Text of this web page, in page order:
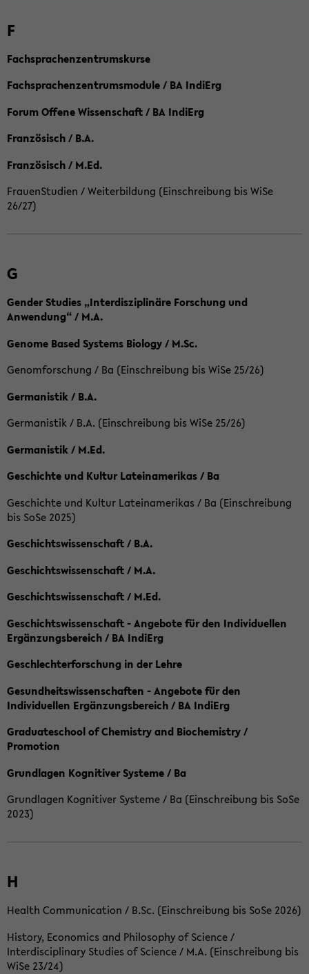
F
Fachsprachenzentrumskurse
Fachsprachenzentrumsmodule / BA IndiErg
Forum Offene Wissenschaft / BA IndiErg
Französisch / B.A.
Französisch / M.Ed.
FrauenStudien / Weiterbildung (Einschreibung bis WiSe
26/27)
G
Gender Studies „Interdisziplinäre Forschung und
Anwendung“ / M.A.
Genome Based Systems Biology / M.Sc.
Genomforschung / Ba (Einschreibung bis WiSe 25/26)
Germanistik / B.A.
Germanistik / B.A. (Einschreibung bis WiSe 25/26)
Germanistik / M.Ed.
Geschichte und Kultur Lateinamerikas / Ba
Geschichte und Kultur Lateinamerikas / Ba (Einschreibung
bis SoSe 2025)
Geschichtswissenschaft / B.A.
Geschichtswissenschaft / M.A.
Geschichtswissenschaft / M.Ed.
Geschichtswissenschaft - Angebote für den Individuellen
Ergänzungsbereich / BA IndiErg
Geschlechterforschung in der Lehre
Gesundheitswissenschaften - Angebote für den
Individuellen Ergänzungsbereich / BA IndiErg
Graduateschool of Chemistry and Biochemistry /
Promotion
Grundlagen Kognitiver Systeme / Ba
Grundlagen Kognitiver Systeme / Ba (Einschreibung bis SoSe
2023)
H
Health Communication / B.Sc. (Einschreibung bis SoSe 2026)
History, Economics and Philosophy of Science /
Interdisciplinary Studies of Science / M.A. (Einschreibung bis
WiSe 23/24)